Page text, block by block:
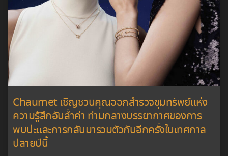
Chaumet เชิญชวนคุณออกสำรวจขุมทรัพย์แห่ง
ความรู้สึกอันล้ำค่า ท่ามกลางบรรยากาศของการ
พบปะและการกลับมารวมตัวกันอีกครั้งในเทศกาล
ปลายปีนี้​